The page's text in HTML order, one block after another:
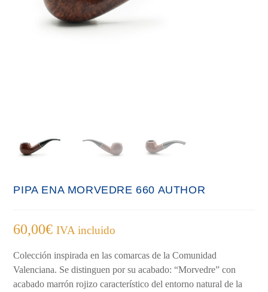
PIPA ENA MORVEDRE 660 AUTHOR
60,00€ IVA incluido
Colección inspirada en las comarcas de la Comunidad
Valenciana. Se distinguen por su acabado: “Morvedre” con
acabado marrón rojizo característico del entorno natural de la